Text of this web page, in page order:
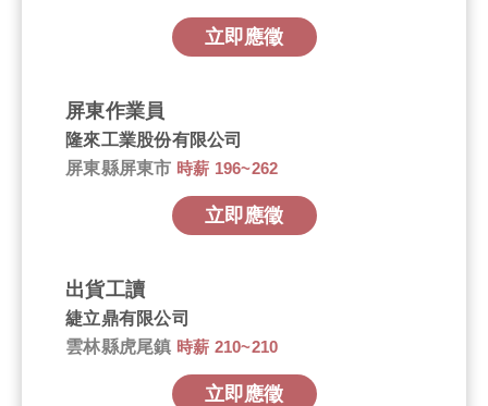
立即應徵
屏東作業員
隆來工業股份有限公司
屏東縣屏東市 時薪 196~262
立即應徵
出貨工讀
緁立鼎有限公司
雲林縣虎尾鎮 時薪 210~210
立即應徵